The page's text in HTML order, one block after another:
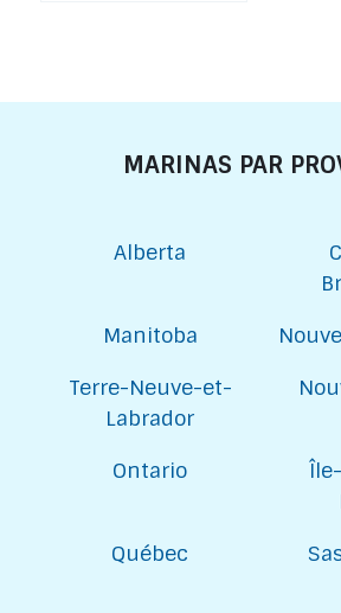
MARINAS PAR
Alberta
Manitoba
Terre-Neuve-et-
Labrador
Ontario
Québec